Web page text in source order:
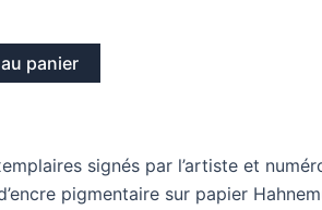
panier
signés par l’artiste et
pigmentaire sur papier